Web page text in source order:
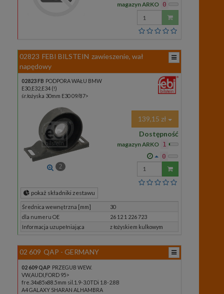
magazyn ARKO 0
Wprowadź
ilość
02823 FEBI BILSTEIN zawieszenie, wał
napędowy
02823 FB PODPORA WAŁU BMW
E30,E32,E34 (!)
śr.łożyska 30mm E30 09/87>
2
139,15 zł
Dostępność
magazyn ARKO 1
0
Wprowadź
ilość
pokaż składniki zestawu
Średnica wewnętrzna [mm]
30
dla numeru OE
26 12 1 226 723
Informacja uzupełniająca
z łożyskiem kulkowym
02 609 QAP - GERMANY
02 609 QAP PRZEGUB WEW.
VW,AUDI,FORD 95>
fre.34x85x88.5mm sil.1.9-3.0TDi 1.8-2.8B
A4 GALAXY SHARAN ALHAMBRA